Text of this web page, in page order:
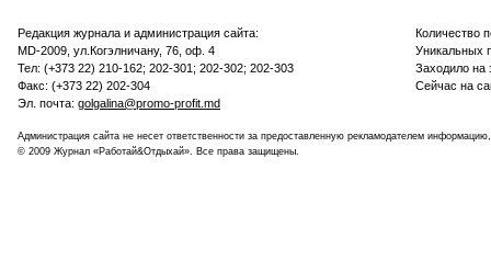
Редакция журнала и администрация сайта:
MD-2009, ул.Когэлничану, 76, оф. 4
Тел: (+373 22) 210-162; 202-301; 202-302; 202-303
Факс: (+373 22) 202-304
Эл. почта: golgalina@promo-profit.md
Количество
Уникальных
Заходило на
Сейчас на
Администрация сайта не несет ответственности за предоставленную рекламодателем
© 2009 Журнал «Работай&Отдыхай». Все права защищены.